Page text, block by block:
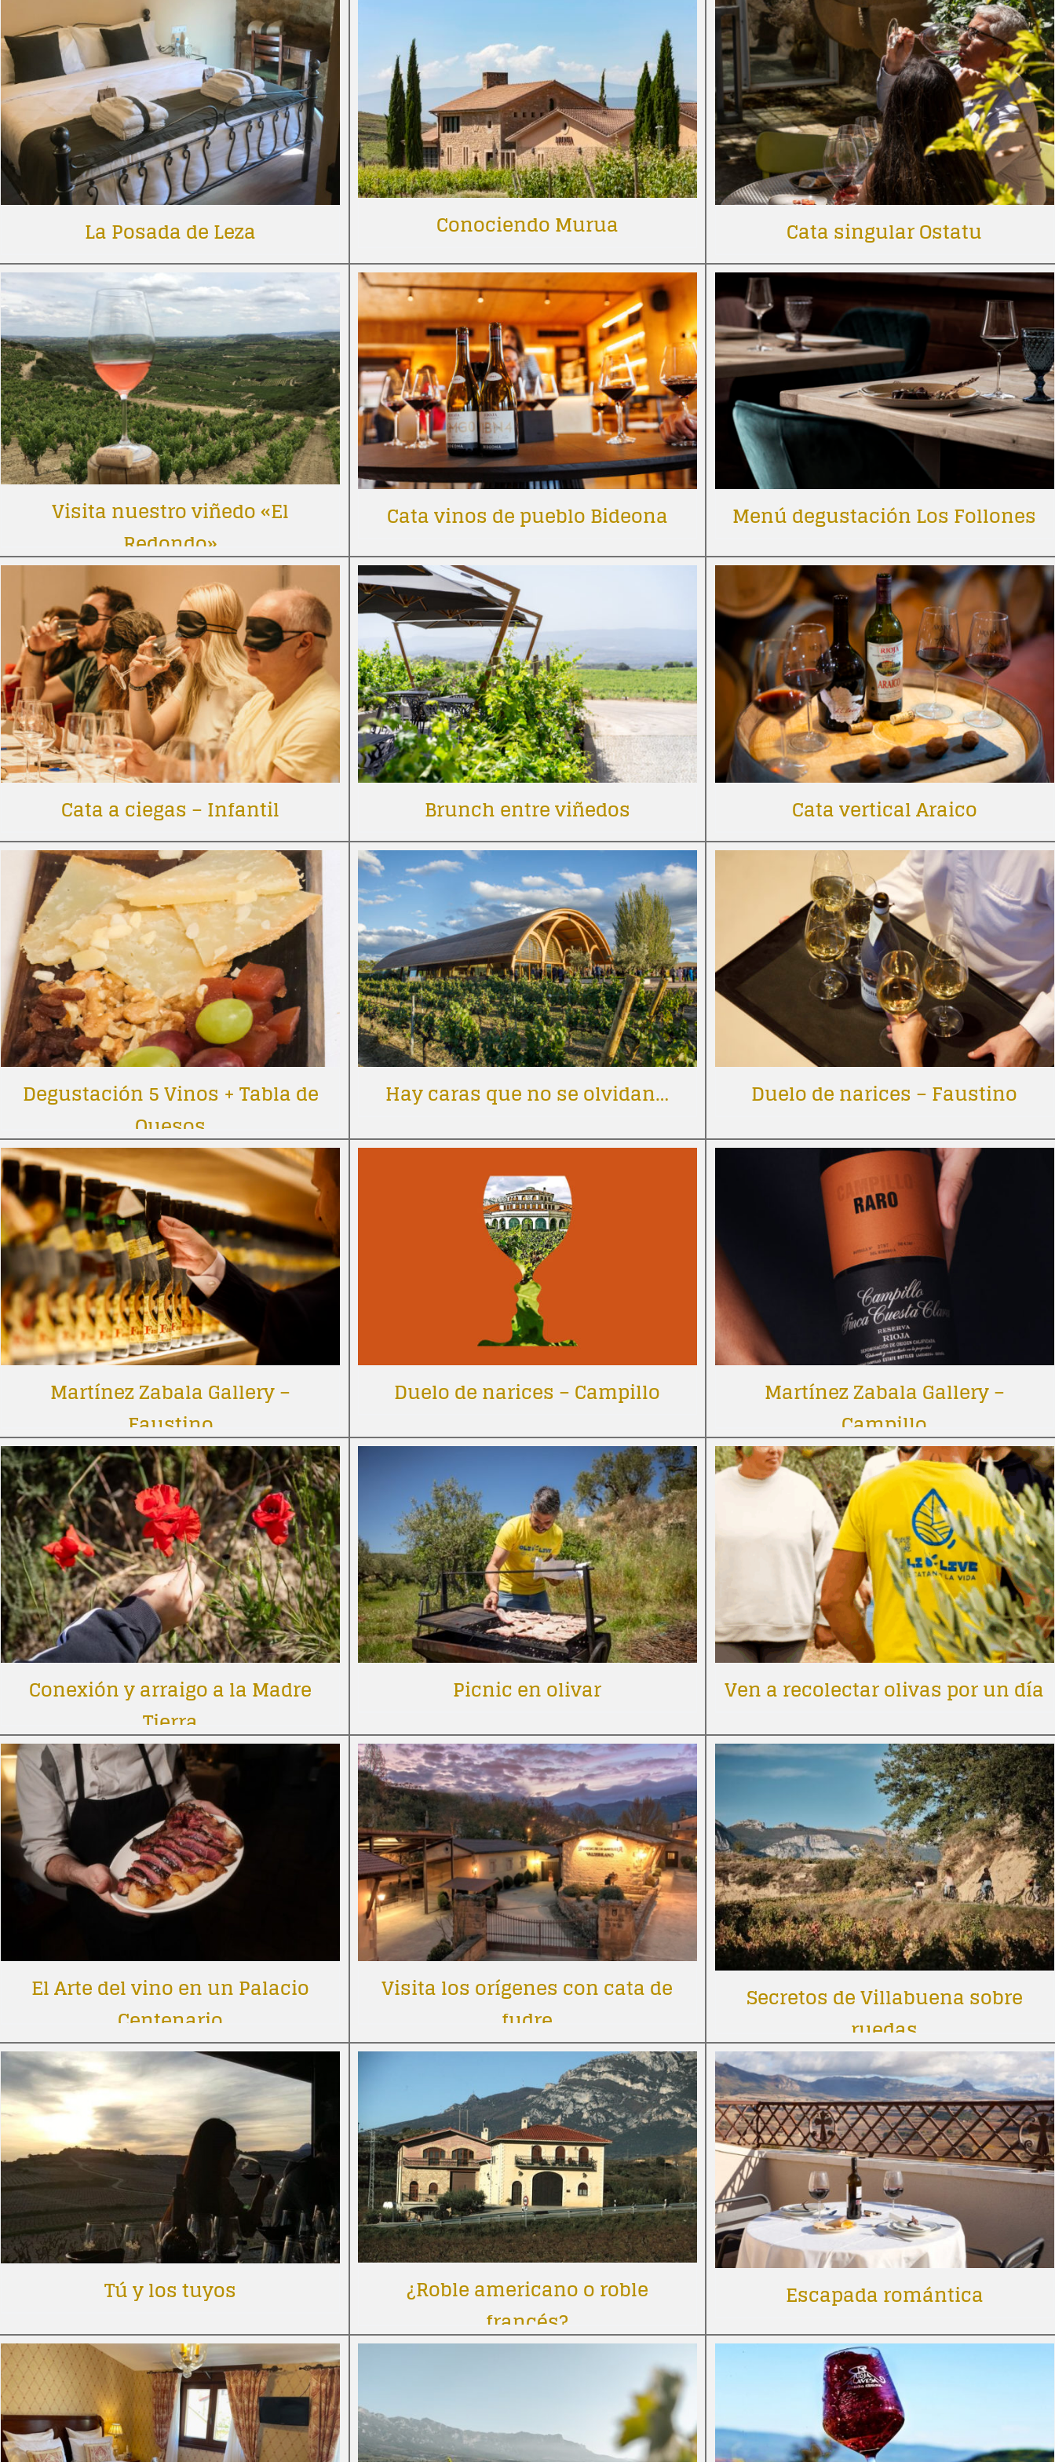
La Posada de Leza Conociendo Murua Cata singular Ostatu
Visita nuestro viñedo «El
Redondo»
Cata vinos de pueblo Bideona Menú degustación Los Follones
Cata a ciegas – Infantil Brunch entre viñedos Cata vertical Araico
Degustación 5 Vinos + Tabla de
Quesos
Hay caras que no se olvidan… Duelo de narices – Faustino
Martínez Zabala Gallery –
Faustino
Duelo de narices – Campillo
Martínez Zabala Gallery –
Campillo
Conexión y arraigo a la Madre
Tierra
Picnic en olivar Ven a recolectar olivas por un día
El Arte del vino en un Palacio
Centenario
Visita los orígenes con cata de
fudre
Secretos de Villabuena sobre
ruedas
Tú y los tuyos
¿Roble americano o roble
francés?
Escapada romántica